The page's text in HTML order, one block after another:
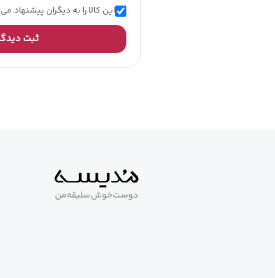
این کالا را به دیگران پیشنهاد
ثبت